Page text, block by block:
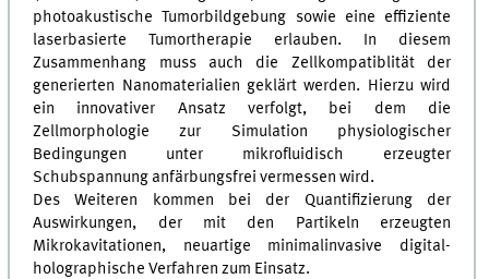
photoakustische Tumorbildgebung sowie eine effiziente
laserbasierte Tumortherapie erlauben. In diesem
Zusammenhang muss auch die Zellkompatiblität der
generierten Nanomaterialien geklärt werden. Hierzu wird
ein innovativer Ansatz verfolgt, bei dem die
Zellmorphologie zur Simulation physiologischer
Bedingungen unter mikrofluidisch erzeugter
Schubspannung anfärbungsfrei vermessen wird.
Des Weiteren kommen bei der Quantifizierung der
Auswirkungen, der mit den Partikeln erzeugten
Mikrokavitationen, neuartige minimalinvasive digital-
holographische Verfahren zum Einsatz.